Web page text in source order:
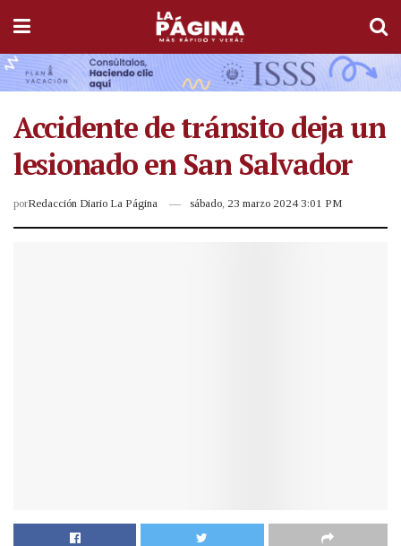
Accidente de tránsito deja un
lesionado en San Salvador
porRedacción Diario La Página sábado, 23 marzo 2024 3:01 PM